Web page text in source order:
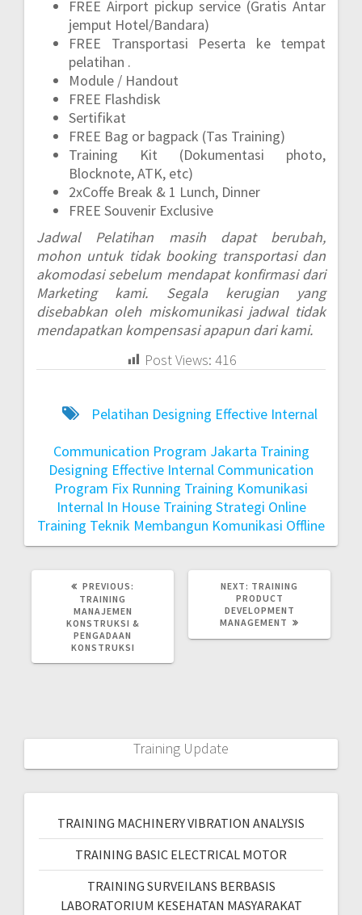
FREE Airport pickup service (Gratis Antar
jemput Hotel/Bandara)
FREE Transportasi Peserta ke tempat
pelatihan .
Module / Handout
FREE Flashdisk
Sertifikat
FREE Bag or bagpack (Tas Training)
Training Kit (Dokumentasi photo,
Blocknote, ATK, etc)
2xCoffe Break & 1 Lunch, Dinner
FREE Souvenir Exclusive
Jadwal Pelatihan masih dapat berubah,
mohon untuk tidak booking transportasi dan
akomodasi sebelum mendapat konfirmasi dari
Marketing kami. Segala kerugian yang
disebabkan oleh miskomunikasi jadwal tidak
mendapatkan kompensasi apapun dari kami.
Post Views: 416
Pelatihan Designing Effective Internal
Communication Program Jakarta Training
Designing Effective Internal Communication
Program Fix Running Training Komunikasi
Internal In House Training Strategi Online
Training Teknik Membangun Komunikasi Offline
PREVIOUS:
TRAINING
MANAJEMEN
KONSTRUKSI &
PENGADAAN
KONSTRUKSI
NEXT: TRAINING
PRODUCT
DEVELOPMENT
MANAGEMENT
Training Update
TRAINING MACHINERY VIBRATION ANALYSIS
TRAINING BASIC ELECTRICAL MOTOR
TRAINING SURVEILANS BERBASIS
LABORATORIUM KESEHATAN MASYARAKAT